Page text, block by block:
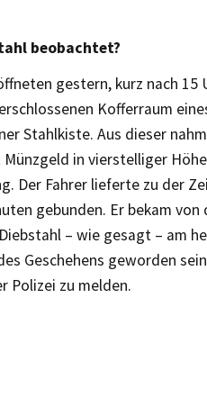
beobachtet?
gestern, kurz nach 15
Kofferraum
Stahlkiste. Aus dieser
in vierstelliger
Der Fahrer lieferte zu der
gebunden. Er bekam
– wie gesagt – am
Geschehens geworden
Polizei zu melden.